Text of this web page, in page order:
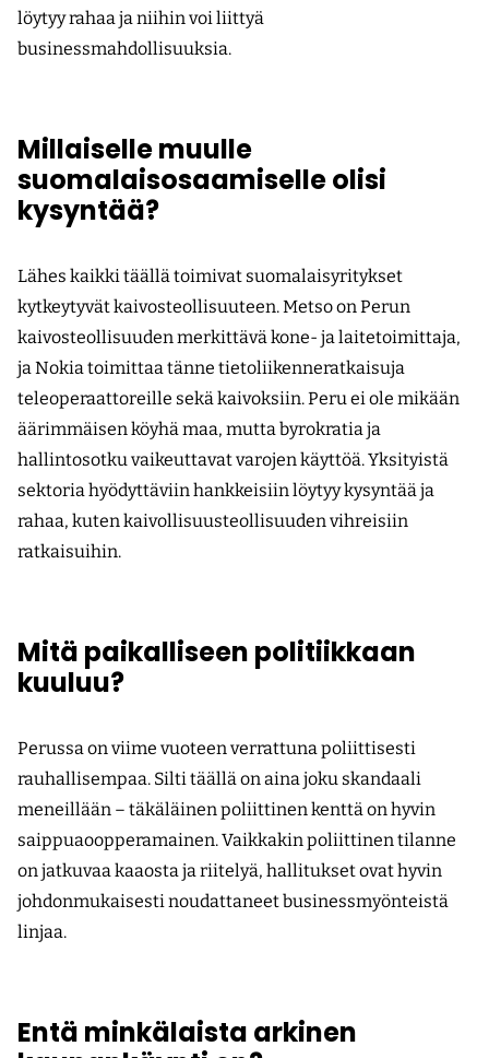
löytyy rahaa ja niihin voi liittyä
businessmahdollisuuksia.
Millaiselle muulle
suomalaisosaamiselle olisi
kysyntää?
Lähes kaikki täällä toimivat suomalaisyritykset
kytkeytyvät kaivosteollisuuteen. Metso on Perun
kaivosteollisuuden merkittävä kone- ja laitetoimittaja,
ja Nokia toimittaa tänne tietoliikenneratkaisuja
teleoperaattoreille sekä kaivoksiin. Peru ei ole mikään
äärimmäisen köyhä maa, mutta byrokratia ja
hallintosotku vaikeuttavat varojen käyttöä. Yksityistä
sektoria hyödyttäviin hankkeisiin löytyy kysyntää ja
rahaa, kuten kaivollisuusteollisuuden vihreisiin
ratkaisuihin.
Mitä paikalliseen politiikkaan
kuuluu?
Perussa on viime vuoteen verrattuna poliittisesti
rauhallisempaa. Silti täällä on aina joku skandaali
meneillään – täkäläinen poliittinen kenttä on hyvin
saippuaoopperamainen. Vaikkakin poliittinen tilanne
on jatkuvaa kaaosta ja riitelyä, hallitukset ovat hyvin
johdonmukaisesti noudattaneet businessmyönteistä
linjaa.
Entä minkälaista arkinen